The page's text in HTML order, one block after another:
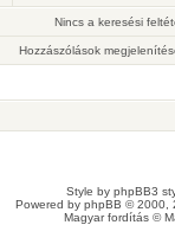
Nincs a keresési
Hozzászólások
Style by phpBB3
Powered by phpBB © 2000,
Magyar fordítás ©